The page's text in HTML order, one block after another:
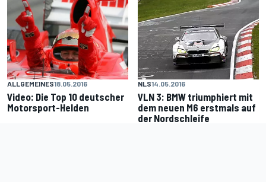
ALLGEMEINES18.05.2016
Video: Die Top 10 deutscher
Motorsport-Helden
NLS14.05.2016
VLN 3: BMW triumphiert mit
dem neuen M6 erstmals auf
der Nordschleife